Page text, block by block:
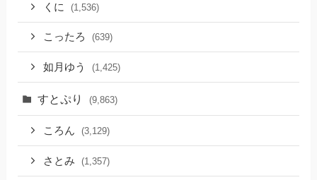
くに (1,536)
こったろ (639)
如月ゆう (1,425)
すとぷり (9,863)
ころん (3,129)
さとみ (1,357)